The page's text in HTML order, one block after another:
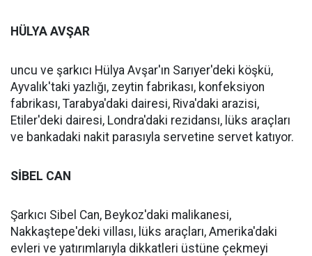
HÜLYA AVŞAR
uncu ve şarkıcı Hülya Avşar'ın Sarıyer'deki köşkü,
Ayvalık'taki yazlığı, zeytin fabrikası, konfeksiyon
fabrikası, Tarabya'daki dairesi, Riva'daki arazisi,
Etiler'deki dairesi, Londra'daki rezidansı, lüks araçları
ve bankadaki nakit parasıyla servetine servet katıyor.
SİBEL CAN
Şarkıcı Sibel Can, Beykoz'daki malikanesi,
Nakkaştepe'deki villası, lüks araçları, Amerika'daki
evleri ve yatırımlarıyla dikkatleri üstüne çekmeyi